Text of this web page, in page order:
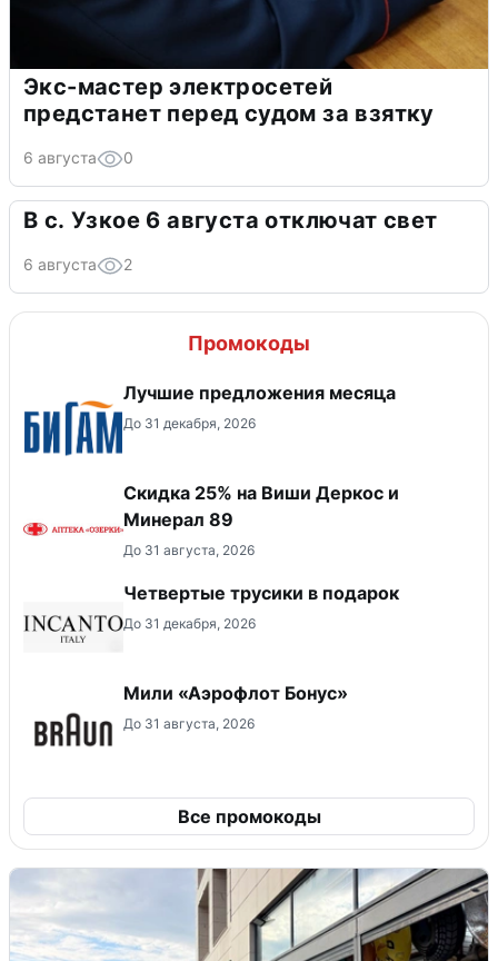
Экс-мастер электросетей
предстанет перед судом за взятку
6 августа 0
В с. Узкое 6 августа отключат свет
6 августа 2
Промокоды
Лучшие предложения месяца
До 31 декабря, 2026
Скидка 25% на Виши Деркос и
Минерал 89
До 31 августа, 2026
Четвертые трусики в подарок
До 31 декабря, 2026
Мили «Аэрофлот Бонус»
До 31 августа, 2026
Все промокоды